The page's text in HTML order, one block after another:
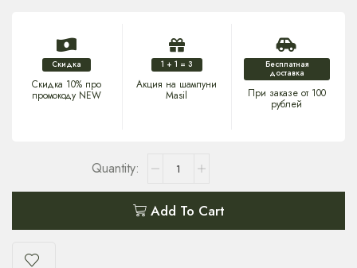
Скидка
Скидка 10% про
промокоду NEW
1 + 1 = 3
Акция на шампуни
Masil
Бесплатная
доставка
При заказе от 100
рублей
Add To Cart